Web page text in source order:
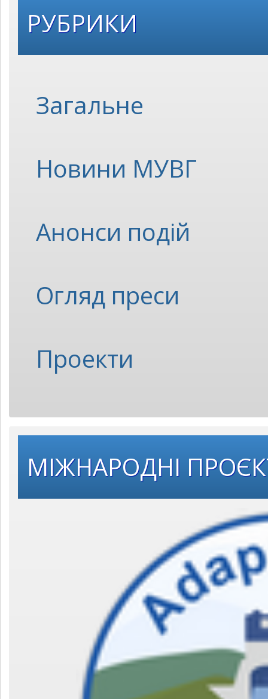
РУБРИКИ
Загальне
Новини МУВГ
Анонси подій
Огляд преси
Проекти
МІЖНАРОДНІ